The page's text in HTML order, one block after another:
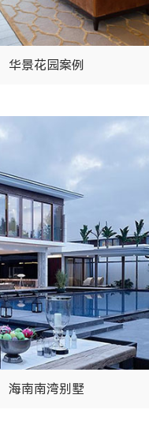
华景花园案例
海南南湾别墅